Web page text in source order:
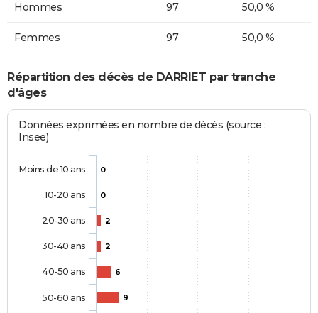
Hommes 97 50,0 %
Femmes 97 50,0 %
Répartition des décès de DARRIET par tranche
d'âges
Données exprimées en nombre de décès (source :
Insee)
0
0
2
2
6
9
Moins de 10 ans
10-20 ans
20-30 ans
30-40 ans
40-50 ans
50-60 ans